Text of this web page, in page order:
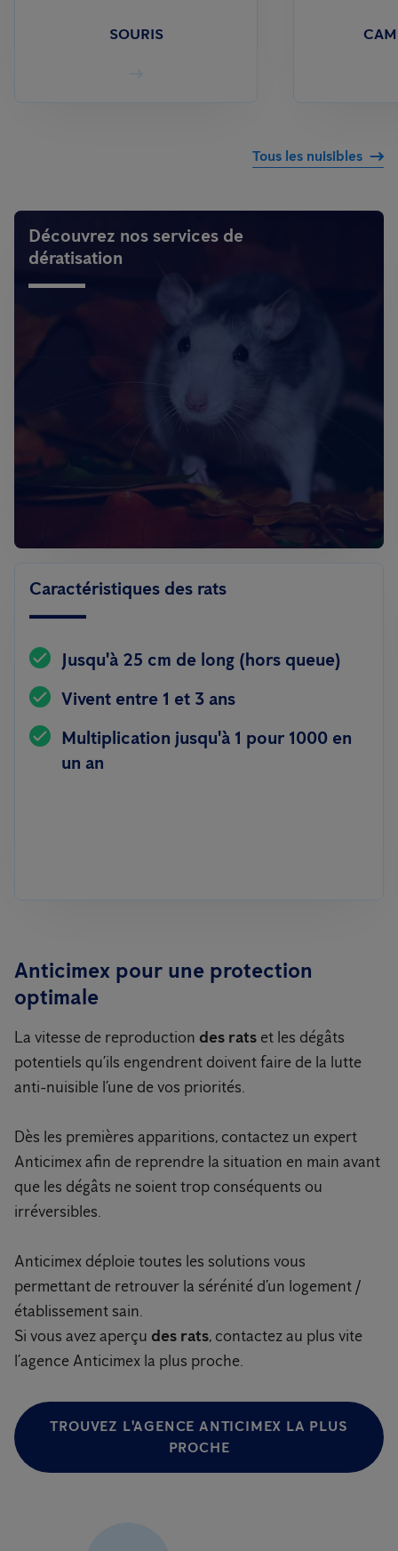
SOURIS
Tous les nuisibles
Découvrez nos services de
dératisation
Caractéristiques des rats
Jusqu'à 25 cm de long (hors queue)
Vivent entre 1 et 3 ans
Multiplication jusqu'à 1 pour 1000 en
un an
Anticimex pour une protection
optimale
La vitesse de reproduction des rats et les dégâts
potentiels qu’ils engendrent doivent faire de la lutte
anti-nuisible l’une de vos priorités.
Dès les premières apparitions, contactez un expert
Anticimex afin de reprendre la situation en main avant
que les dégâts ne soient trop conséquents ou
irréversibles.
Anticimex déploie toutes les solutions vous
permettant de retrouver la sérénité d’un logement /
établissement sain.
Si vous avez aperçu des rats, contactez au plus vite
l’agence Anticimex la plus proche.
TROUVEZ L'AGENCE ANTICIMEX LA PLUS
PROCHE